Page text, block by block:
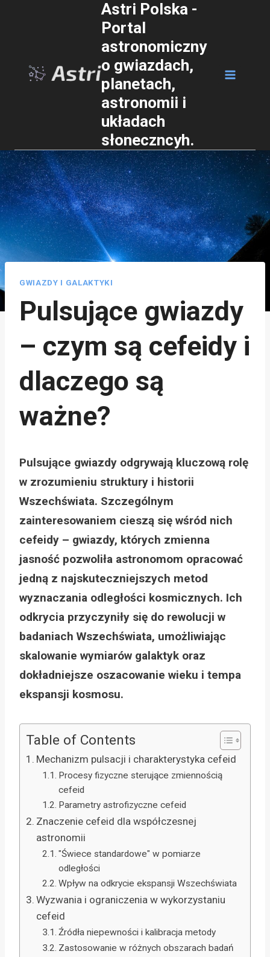
Astri Polska -
Portal
astronomiczny
o gwiazdach,
planetach,
astronomii i
układach
słoneczncyh.
GWIAZDY I GALAKTYKI
Pulsujące gwiazdy
– czym są cefeidy i
dlaczego są
ważne?
Pulsujące gwiazdy odgrywają kluczową rolę
w zrozumieniu struktury i historii
Wszechświata. Szczególnym
zainteresowaniem cieszą się wśród nich
cefeidy – gwiazdy, których zmienna
jasność pozwoliła astronomom opracować
jedną z najskuteczniejszych metod
wyznaczania odległości kosmicznych. Ich
odkrycia przyczyniły się do rewolucji w
badaniach Wszechświata, umożliwiając
skalowanie wymiarów galaktyk oraz
dokładniejsze oszacowanie wieku i tempa
ekspansji kosmosu.
Table of Contents
Mechanizm pulsacji i charakterystyka cefeid
Procesy fizyczne sterujące zmiennością
cefeid
Parametry astrofizyczne cefeid
Znaczenie cefeid dla współczesnej
astronomii
"Świece standardowe" w pomiarze
odległości
Wpływ na odkrycie ekspansji Wszechświata
Wyzwania i ograniczenia w wykorzystaniu
cefeid
Źródła niepewności i kalibracja metody
Zastosowanie w różnych obszarach badań